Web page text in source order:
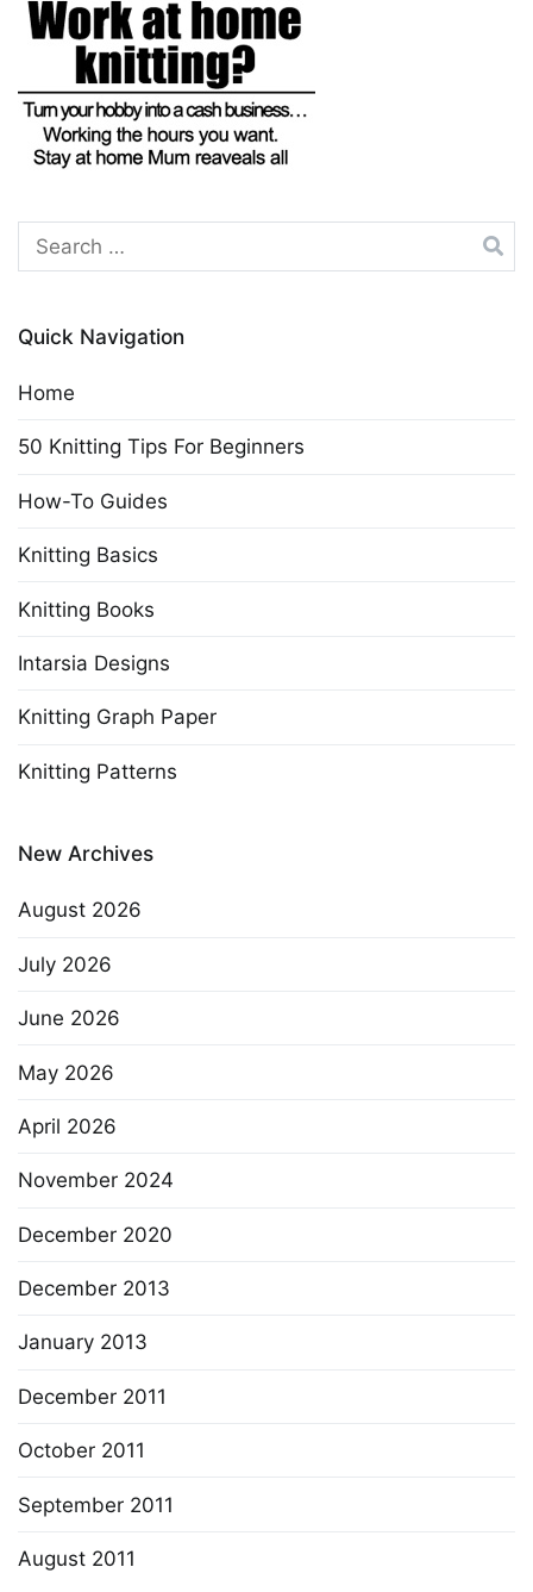
Search
for:
Quick Navigation
Home
50 Knitting Tips For Beginners
How-To Guides
Knitting Basics
Knitting Books
Intarsia Designs
Knitting Graph Paper
Knitting Patterns
New Archives
August 2026
July 2026
June 2026
May 2026
April 2026
November 2024
December 2020
December 2013
January 2013
December 2011
October 2011
September 2011
August 2011